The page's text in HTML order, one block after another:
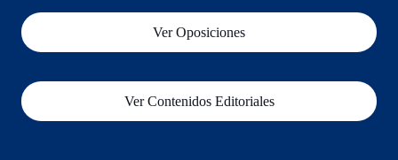
Ver Oposiciones
Ver Contenidos Editoriales